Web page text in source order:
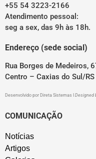
+55 54 3223-2166
Atendimento pessoal:
seg a sex, das 9h às 18h.
Endereço (sede social)
Rua Borges de Medeiros,
Centro – Caxias do Sul/RS
Desenvolvido por Direta Sistemas Designed
COMUNICAÇÃO
Notícias
Artigos